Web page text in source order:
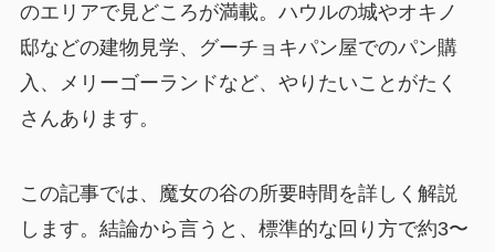
のエリアで見どころが満載。ハウルの城やオキノ
邸などの建物見学、グーチョキパン屋でのパン購
入、メリーゴーランドなど、やりたいことがたく
さんあります。
この記事では、魔女の谷の所要時間を詳しく解説
します。結論から言うと、標準的な回り方で約3〜